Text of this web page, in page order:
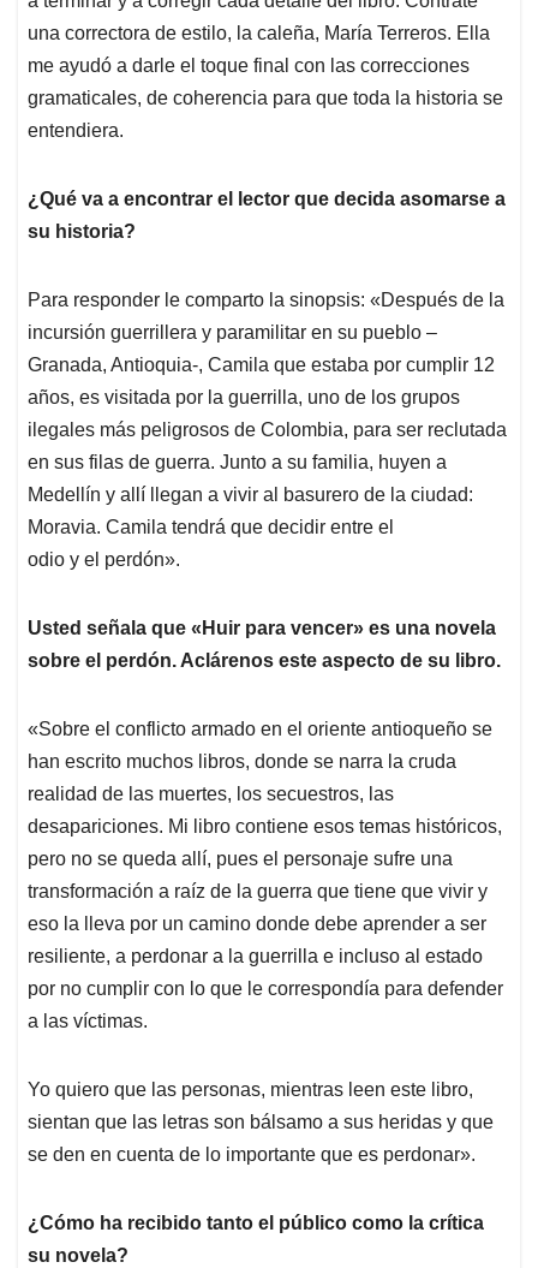
una correctora de estilo, la caleña, María Terreros. Ella
me ayudó a darle el toque final con las correcciones
gramaticales, de coherencia para que toda la historia se
entendiera.
¿Qué va a encontrar el lector que decida asomarse a
su historia?
Para responder le comparto la sinopsis: «Después de la
incursión guerrillera y paramilitar en su pueblo –
Granada, Antioquia-, Camila que estaba por cumplir 12
años, es visitada por la guerrilla, uno de los grupos
ilegales más peligrosos de Colombia, para ser reclutada
en sus filas de guerra. Junto a su familia, huyen a
Medellín y allí llegan a vivir al basurero de la ciudad:
Moravia. Camila tendrá que decidir entre el
odio y el perdón».
Usted señala que «Huir para vencer» es una novela
sobre el perdón. Aclárenos este aspecto de su libro.
«Sobre el conflicto armado en el oriente antioqueño se
han escrito muchos libros, donde se narra la cruda
realidad de las muertes, los secuestros, las
desapariciones. Mi libro contiene esos temas históricos,
pero no se queda allí, pues el personaje sufre una
transformación a raíz de la guerra que tiene que vivir y
eso la lleva por un camino donde debe aprender a ser
resiliente, a perdonar a la guerrilla e incluso al estado
por no cumplir con lo que le correspondía para defender
a las víctimas.
Yo quiero que las personas, mientras leen este libro,
sientan que las letras son bálsamo a sus heridas y que
se den en cuenta de lo importante que es perdonar».
¿Cómo ha recibido tanto el público como la crítica
su novela?